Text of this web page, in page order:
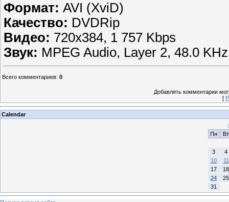
Формат: AVI (XviD)
Качество: DVDRip
Видео: 720х384, 1 757 Kbps
Звук: MPEG Audio, Layer 2, 48.0
Всего комментариев: 0
Добавлять комментарии
[
Calendar
Пн
Вт
3
4
10
11
17
18
24
25
31